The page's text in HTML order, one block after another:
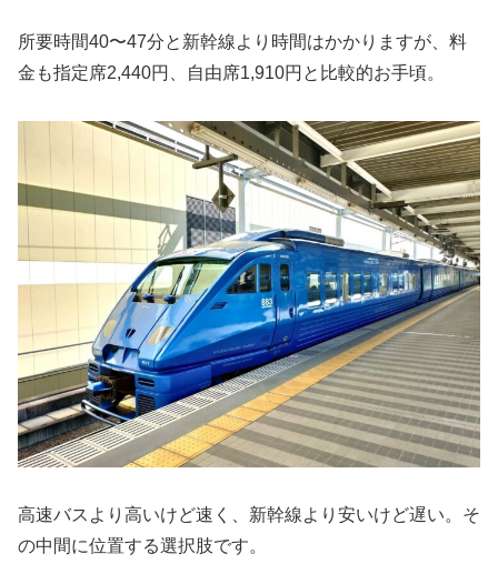
所要時間40〜47分と新幹線より時間はかかりますが、料
金も指定席2,440円、自由席1,910円と比較的お手頃。
高速バスより高いけど速く、新幹線より安いけど遅い。そ
の中間に位置する選択肢です。